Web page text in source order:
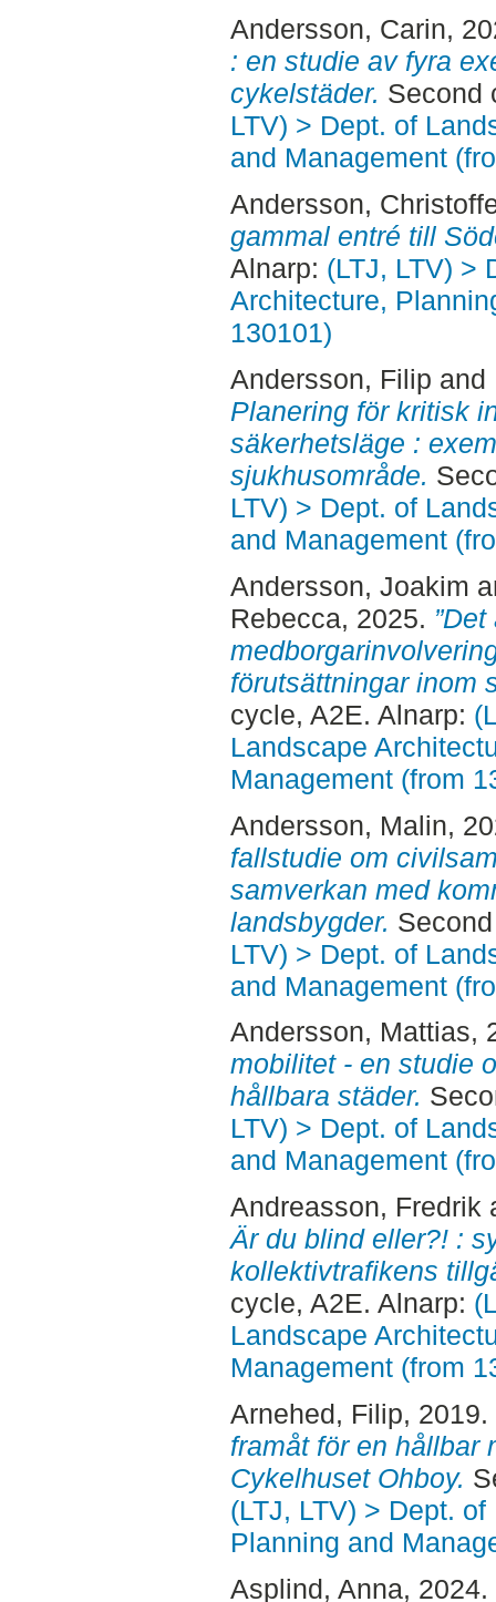
Andersson, Carin,
: en studie av fyra
cykelstäder. Second
LTV) > Dept. of
and Management
Andersson,
gammal entré till
Alnarp: (LTJ, LTV) >
Architecture,
130101)
Andersson, Filip and
Planering för kritisk
säkerhetsläge :
sjukhusområde.
LTV) > Dept. of
and Management
Andersson, Joakim
Rebecca, 2025.
förutsättningar inom
cycle, A2E. Alnarp:
Landscape
Management (from
Andersson, Malin,
fallstudie om
samverkan med
landsbygder.
LTV) > Dept. of
and Management
Andersson, Mattias,
mobilitet - en studie
hållbara städer.
LTV) > Dept. of
and Management
Andreasson, Fredrik
Är du blind eller?! :
kollektivtrafikens
cycle, A2E. Alnarp:
Landscape
Management (from
Arnehed, Filip, 2019.
framåt för en hållbar
Cykelhuset Ohboy.
(LTJ, LTV) > Dept.
Planning and
Asplind, Anna, 2024.